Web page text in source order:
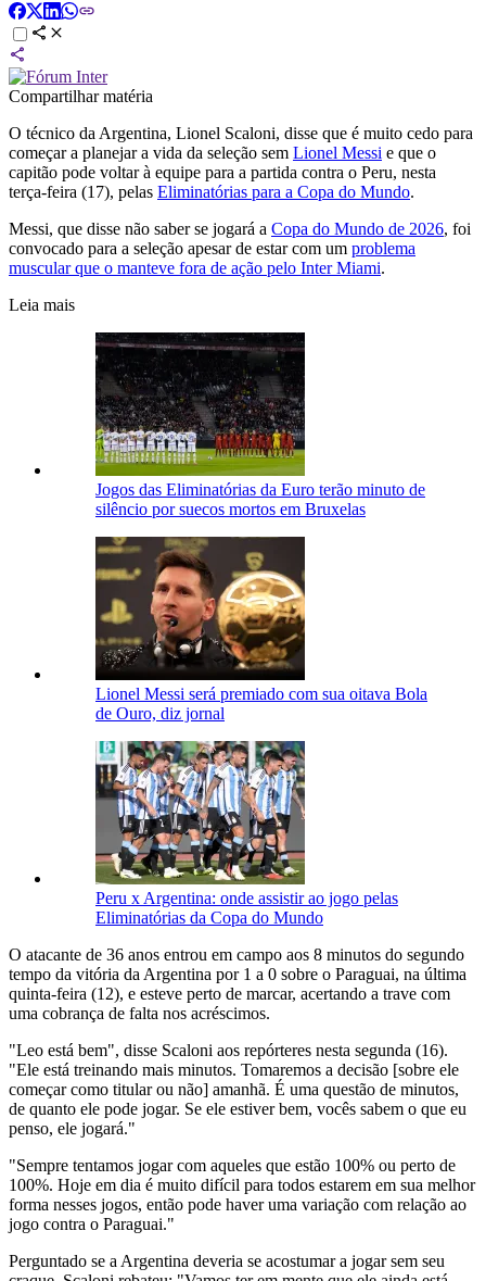
Compartilhar matéria
O técnico da Argentina, Lionel Scaloni, disse que é muito cedo para
começar a planejar a vida da seleção sem Lionel Messi e que o
capitão pode voltar à equipe para a partida contra o Peru, nesta
terça-feira (17), pelas Eliminatórias para a Copa do Mundo.
Messi, que disse não saber se jogará a Copa do Mundo de 2026, foi
convocado para a seleção apesar de estar com um problema
muscular que o manteve fora de ação pelo Inter Miami.
Leia mais
Jogos das Eliminatórias da Euro terão minuto de
silêncio por suecos mortos em Bruxelas
Lionel Messi será premiado com sua oitava Bola
de Ouro, diz jornal
Peru x Argentina: onde assistir ao jogo pelas
Eliminatórias da Copa do Mundo
O atacante de 36 anos entrou em campo aos 8 minutos do segundo
tempo da vitória da Argentina por 1 a 0 sobre o Paraguai, na última
quinta-feira (12), e esteve perto de marcar, acertando a trave com
uma cobrança de falta nos acréscimos.
"Leo está bem", disse Scaloni aos repórteres nesta segunda (16).
"Ele está treinando mais minutos. Tomaremos a decisão [sobre ele
começar como titular ou não] amanhã. É uma questão de minutos,
de quanto ele pode jogar. Se ele estiver bem, vocês sabem o que eu
penso, ele jogará."
"Sempre tentamos jogar com aqueles que estão 100% ou perto de
100%. Hoje em dia é muito difícil para todos estarem em sua melhor
forma nesses jogos, então pode haver uma variação com relação ao
jogo contra o Paraguai."
Perguntado se a Argentina deveria se acostumar a jogar sem seu